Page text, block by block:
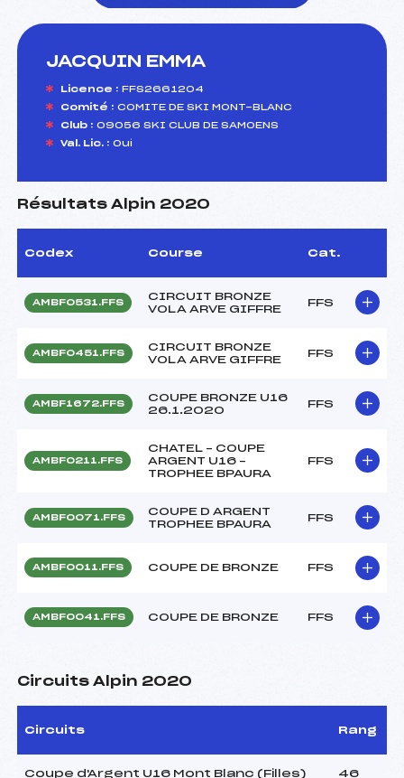
JACQUIN EMMA
Licence : FFS2661204
Comité : COMITE DE SKI MONT-BLANC
Club : 09056 SKI CLUB DE SAMOENS
Val. Lic. : Oui
Résultats Alpin 2020
Codex Course Cat.
AMBF0531.FFS
CIRCUIT BRONZE
VOLA ARVE GIFFRE
FFS
AMBF0451.FFS
CIRCUIT BRONZE
VOLA ARVE GIFFRE
FFS
AMBF1672.FFS
COUPE BRONZE U16
26.1.2020
FFS
AMBF0211.FFS
CHATEL – COUPE
ARGENT U16 –
TROPHEE BPAURA
FFS
AMBF0071.FFS
COUPE D ARGENT
TROPHEE BPAURA
FFS
AMBF0011.FFS COUPE DE BRONZE FFS
AMBF0041.FFS COUPE DE BRONZE FFS
Circuits Alpin 2020
Circuits Rang
Coupe d'Argent U16 Mont Blanc (Filles) 46